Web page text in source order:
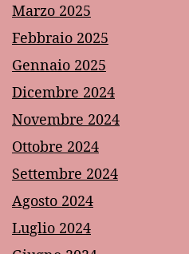
Marzo 2025
Febbraio 2025
Gennaio 2025
Dicembre 2024
Novembre 2024
Ottobre 2024
Settembre 2024
Agosto 2024
Luglio 2024